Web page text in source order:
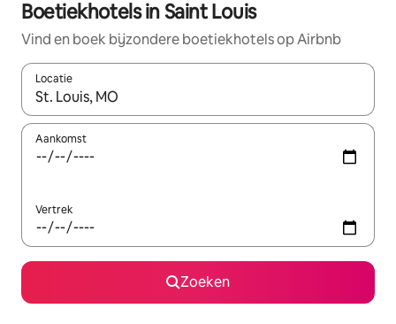
Boetiekhotels in Saint Louis
Vind en boek bijzondere boetiekhotels op Airbnb
Locatie
Wanneer er resultaten beschikbaar zijn, maak je een keuze
Aankomst
Vertrek
Zoeken